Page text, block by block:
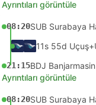
Ayrıntıları görüntüle
08:20SUB Surabaya
11s 55d
21:15BDJ
Ayrıntıları görüntüle
08:20SUB Surabaya